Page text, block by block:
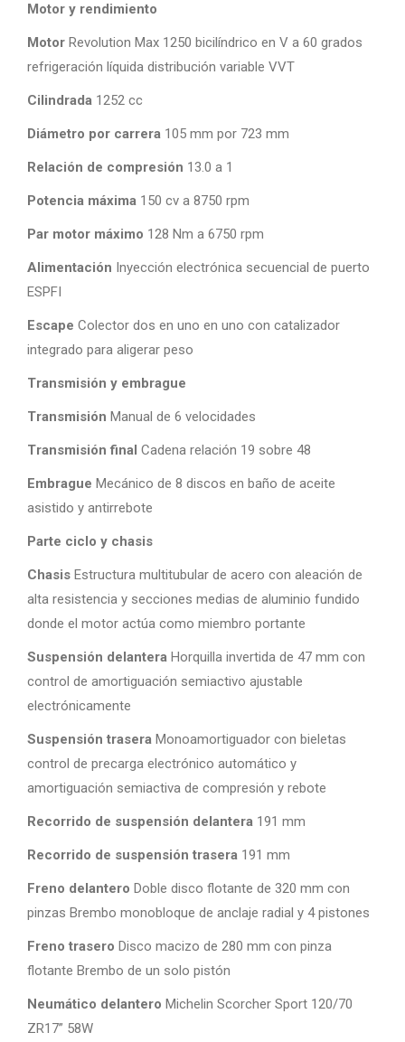
Motor y rendimiento
Motor Revolution Max 1250 bicilíndrico en V a 60 grados
refrigeración líquida distribución variable VVT
Cilindrada 1252 cc
Diámetro por carrera 105 mm por 723 mm
Relación de compresión 13.0 a 1
Potencia máxima 150 cv a 8750 rpm
Par motor máximo 128 Nm a 6750 rpm
Alimentación Inyección electrónica secuencial de puerto
ESPFI
Escape Colector dos en uno en uno con catalizador
integrado para aligerar peso
Transmisión y embrague
Transmisión Manual de 6 velocidades
Transmisión final Cadena relación 19 sobre 48
Embrague Mecánico de 8 discos en baño de aceite
asistido y antirrebote
Parte ciclo y chasis
Chasis Estructura multitubular de acero con aleación de
alta resistencia y secciones medias de aluminio fundido
donde el motor actúa como miembro portante
Suspensión delantera Horquilla invertida de 47 mm con
control de amortiguación semiactivo ajustable
electrónicamente
Suspensión trasera Monoamortiguador con bieletas
control de precarga electrónico automático y
amortiguación semiactiva de compresión y rebote
Recorrido de suspensión delantera 191 mm
Recorrido de suspensión trasera 191 mm
Freno delantero Doble disco flotante de 320 mm con
pinzas Brembo monobloque de anclaje radial y 4 pistones
Freno trasero Disco macizo de 280 mm con pinza
flotante Brembo de un solo pistón
Neumático delantero Michelin Scorcher Sport 120/70
ZR17” 58W